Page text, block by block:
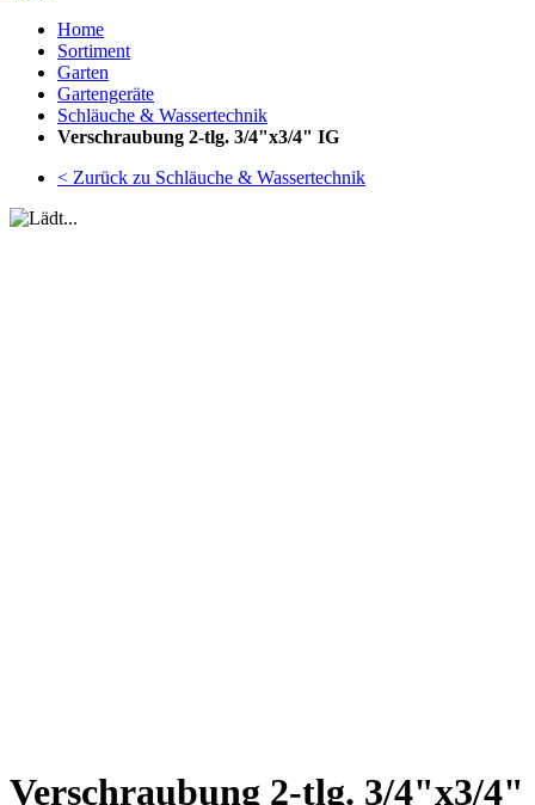
Home
Sortiment
Garten
Gartengeräte
Schläuche & Wassertechnik
Verschraubung 2-tlg. 3/4"x3/4" IG
< Zurück zu Schläuche & Wassertechnik
Verschraubung 2-tlg. 3/4"x3/4"